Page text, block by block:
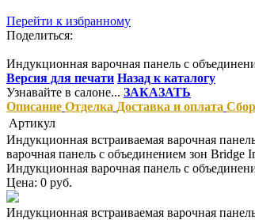
Перейти к избранному
Поделиться:
Индукционная варочная панель с
Версия для печати Назад к каталогу
Узнавайте в салоне... ЗАКАЗАТЬ
Описание Отделка Доставка и оплата
Артикул
Индукционная встраиваемая варочная
варочная панель с объединением зон
Индукционная варочная панель с
Цена: 0 руб.
Индукционная встраиваемая варочная